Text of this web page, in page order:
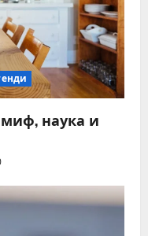
наука и